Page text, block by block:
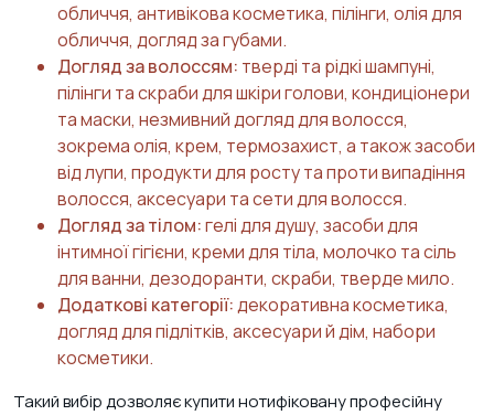
обличчя, антивікова косметика, пілінги, олія для
обличчя, догляд за губами.
Догляд за волоссям: тверді та рідкі шампуні,
пілінги та скраби для шкіри голови, кондиціонери
та маски, незмивний догляд для волосся,
зокрема олія, крем, термозахист, а також засоби
від лупи, продукти для росту та проти випадіння
волосся, аксесуари та сети для волосся.
Догляд за тілом:гелі для душу, засоби для
інтимної гігієни, креми для тіла, молочко та сіль
для ванни, дезодоранти, скраби, тверде мило.
Додаткові категорії:декоративна косметика,
догляд для підлітків, аксесуари й дім, набори
косметики.
Такий вибір дозволяє купити нотифіковану професійну